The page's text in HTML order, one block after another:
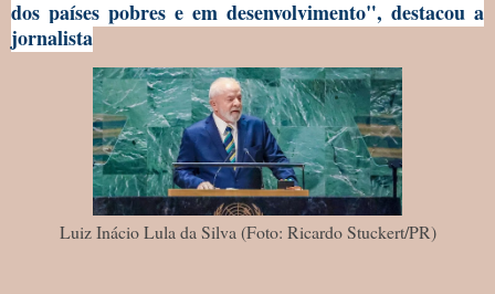
dos países pobres e em desenvolvimento", destacou a
jornalista
Luiz Inácio Lula da Silva (Foto: Ricardo Stuckert/PR)